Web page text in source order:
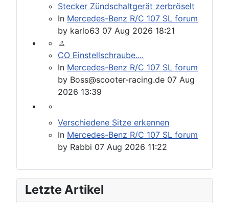
InMercedes-Benz R/C 107 SL forum
bykarlo63 07 Aug 2026 18:21
CO Einstellschraube....
InMercedes-Benz R/C 107 SL forum
byBoss@scooter-racing.de 07 Aug
2026 13:39
byRabbi 07 Aug 2026 11:22
Letzte Artikel